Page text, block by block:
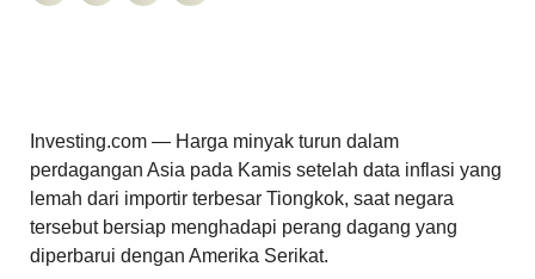
Investing.com — Harga minyak turun dalam
perdagangan Asia pada Kamis setelah data inflasi yang
lemah dari importir terbesar Tiongkok, saat negara
tersebut bersiap menghadapi perang dagang yang
diperbarui dengan Amerika Serikat.